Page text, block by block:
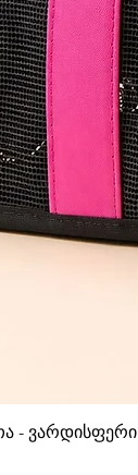
- ვარდისფერი